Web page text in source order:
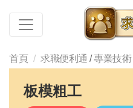
首頁 求職便利通 /專業技術
板模粗工